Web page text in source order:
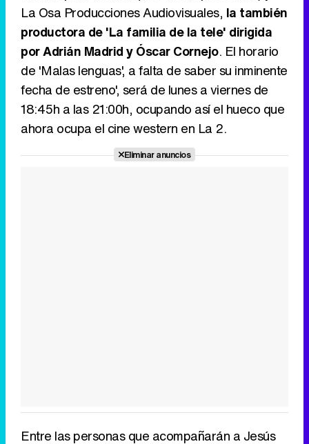
La Osa Producciones Audiovisuales, la también
productora de 'La familia de la tele' dirigida
por Adrián Madrid y Óscar Cornejo. El horario
de 'Malas lenguas', a falta de saber su inminente
fecha de estreno', será de lunes a viernes de
18:45h a las 21:00h, ocupando así el hueco que
ahora ocupa el cine western en La 2.
Eliminar anuncios
Entre las personas que acompañarán a Jesús